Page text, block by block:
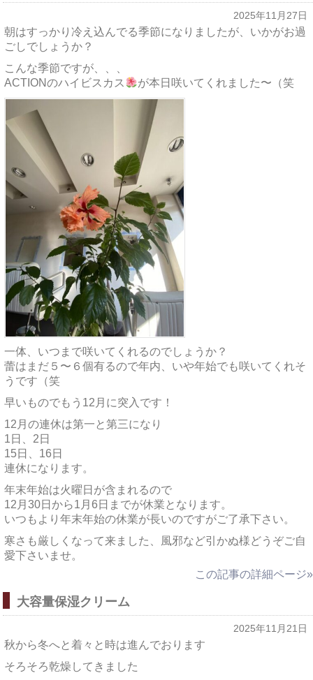
2025年11月27日
朝はすっかり冷え込んでる季節になりましたが、いかがお過
ごしでしょうか？
こんな季節ですが、、、
ACTIONのハイビスカス
が本日咲いてくれました〜（笑
一体、いつまで咲いてくれるのでしょうか？
蕾はまだ５〜６個有るので年内、いや年始でも咲いてくれそ
うです（笑
早いものでもう12月に突入です！
12月の連休は第一と第三になり
1日、2日
15日、16日
連休になります。
年末年始は火曜日が含まれるので
12月30日から1月6日までが休業となります。
いつもより年末年始の休業が長いのですがご了承下さい。
寒さも厳しくなって来ました、風邪など引かぬ様どうぞご自
愛下さいませ。
この記事の詳細ページ»
大容量保湿クリーム
2025年11月21日
秋から冬へと着々と時は進んでおります
そろそろ乾燥してきました